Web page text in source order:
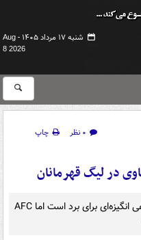
شنبه ۱۷ مرداد ۱۴۰۵ -
Aug
8 2026
۰ نظر
چاپ
هر چند تلاش برای صعود از مرحله گروهی انگیزه‌ای برای برد است اما AFC